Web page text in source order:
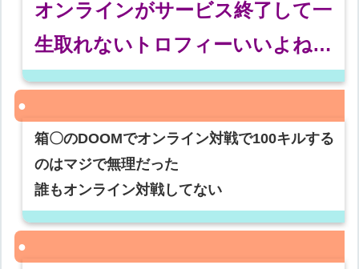
オンラインがサービス終了して一
生取れないトロフィーいいよね…
箱〇のDOOMでオンライン対戦で100キルする
のはマジで無理だった
誰もオンライン対戦してない